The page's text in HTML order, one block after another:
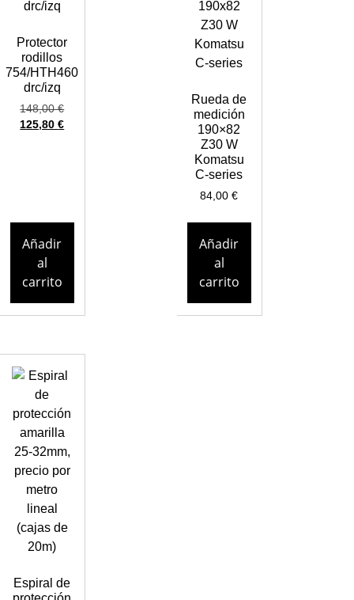
Protector
rodillos
754/HTH460
drc/izq
148,00€
125,80€
Añadir
al
carrito
Rueda de
medición
190×82
Z30 W
Komatsu
C-series
84,00€
Añadir
al
carrito
Espiral de